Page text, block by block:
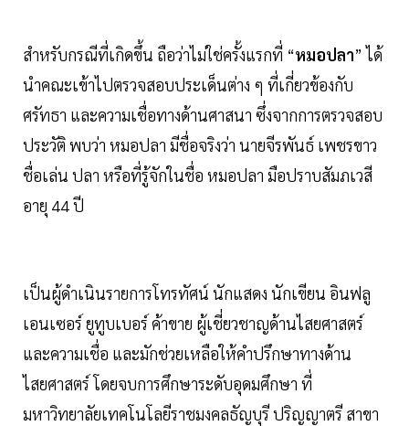
สำหรับกรณีที่เกิดขึ้น ถือว่าไม่ใช่ครั้งแรกที่ “หมอปลา” ได้
นำคณะเข้าไปตรวจสอบประเด็นต่าง ๆ ที่เกี่ยวข้องกับ
ศรัทธา และความเชื่อทางด้านศาสนา ซึ่งจากการตรวจสอบ
ประวัติ พบว่า หมอปลา มีชื่อจริงว่า นายจีรพันธ์ เพชรขาว
ชื่อเล่น ปลา หรือที่รู้จักในชื่อ หมอปลา มือปราบสัมภเวสี
อายุ 44 ปี
เป็นผู้ดำเนินรายการโทรทัศน์ นักแสดง นักเขียน อินฟลู
เอนเซอร์ ยูทูบเบอร์ ค้าขาย ผู้เชี่ยวชาญด้านไสยศาสตร์
และความเชื่อ และมักช่วยเหลือให้คำปรึกษาทางด้าน
ไสยศาสตร์ โดยจบการศึกษาระดับอุดมศึกษา ที่
มหาวิทยาลัยเทคโนโลยีราชมงคลธัญบุรี ปริญญาตรี สาขา